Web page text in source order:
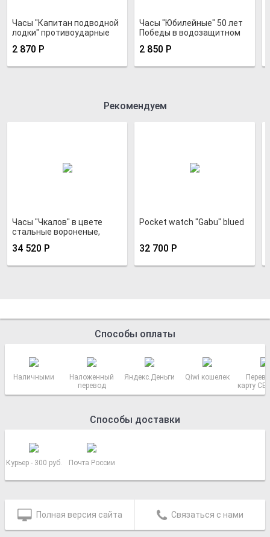
Часы "Капитан подводной
лодки" противоударные
2 870 Р
Часы "Юбилейные" 50 лет
Победы в водозащитном
2 850 Р
Рекомендуем
Часы "Чкалов" в цвете
стальные вороненые,
34 520 Р
Pocket watch "Gabu" blued
32 700 Р
Способы оплаты
Наличными
Наложенный
перевод
Яндекс.Деньги Qiwi кошелек
карту
Способы доставки
Курьер - 300 руб. Почта России
Полная версия сайта Связаться с нами